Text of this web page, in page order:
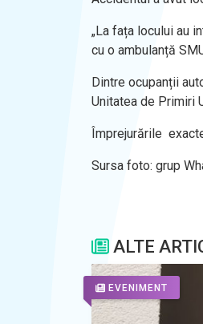
„La fața locului au
cu o ambulanță
Dintre ocupanții
Unitatea de Primiri
Împrejurările
Sursa foto: grup
ALTE
EVENIMENT